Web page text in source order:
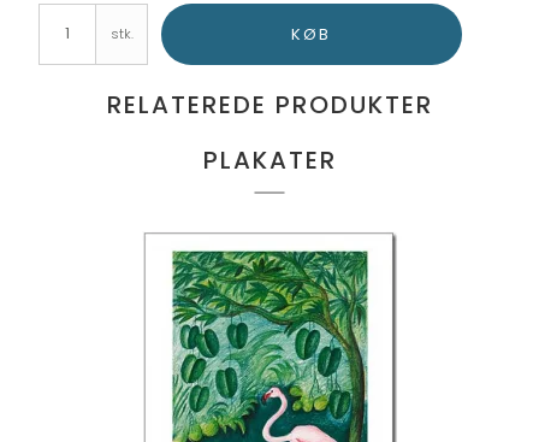
stk. KØB
RELATEREDE PRODUKTER
PLAKATER